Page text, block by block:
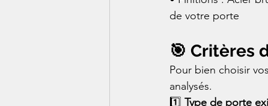
de votre porte
🎯 Critères
Pour bien choisir vos
analysés.
1️⃣ Type de porte